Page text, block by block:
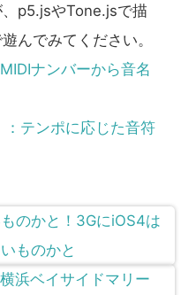
p5.jsやTone.jsで描
んでみてください。
ナンバーから音名
テンポに応じた音符
のかと！3GにiOS4は
ものかと
浜ベイサイドマリー